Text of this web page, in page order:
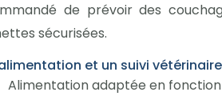
de prévoir des
sécurisées.
et un suivi
Alimentation adaptée en